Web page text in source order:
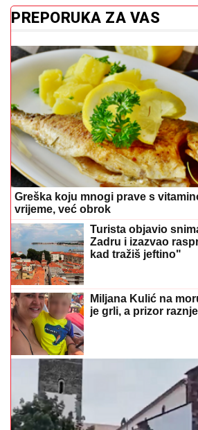
PREPORUKA ZA VAS
Greška koju mnogi prave s
vrijeme, već obrok
Turista objavio
Zadru i izazvao
kad tražiš jeftino"
Miljana Kulić na
je grli, a prizor